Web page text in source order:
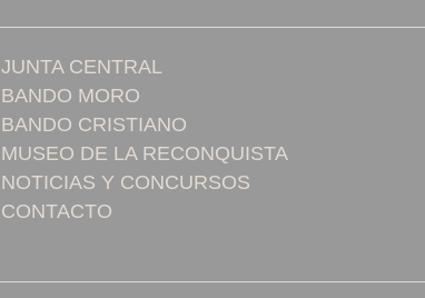
JUNTA CENTRAL
BANDO MORO
BANDO CRISTIANO
MUSEO DE LA RECONQUISTA
NOTICIAS Y CONCURSOS
CONTACTO